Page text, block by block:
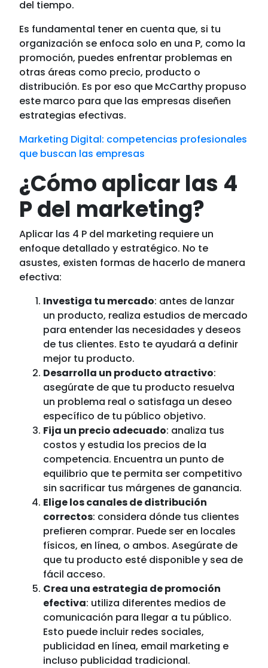
del tiempo.
Es fundamental tener en cuenta que, si tu
organización se enfoca solo en una P, como la
promoción, puedes enfrentar problemas en
otras áreas como precio, producto o
distribución. Es por eso que McCarthy propuso
este marco para que las empresas diseñen
estrategias efectivas.
Marketing Digital: competencias profesionales
que buscan las empresas
¿Cómo aplicar las 4
P del marketing?
Aplicar las 4 P del marketing requiere un
enfoque detallado y estratégico. No te
asustes, existen formas de hacerlo de manera
efectiva:
Investiga tu mercado: antes de lanzar
un producto, realiza estudios de mercado
para entender las necesidades y deseos
de tus clientes. Esto te ayudará a definir
mejor tu producto.
Desarrolla un producto atractivo:
asegúrate de que tu producto resuelva
un problema real o satisfaga un deseo
específico de tu público objetivo.
Fija un precio adecuado: analiza tus
costos y estudia los precios de la
competencia. Encuentra un punto de
equilibrio que te permita ser competitivo
sin sacrificar tus márgenes de ganancia.
Elige los canales de distribución
correctos: considera dónde tus clientes
prefieren comprar. Puede ser en locales
físicos, en línea, o ambos. Asegúrate de
que tu producto esté disponible y sea de
fácil acceso.
Crea una estrategia de promoción
efectiva: utiliza diferentes medios de
comunicación para llegar a tu público.
Esto puede incluir redes sociales,
publicidad en línea, email marketing e
incluso publicidad tradicional.